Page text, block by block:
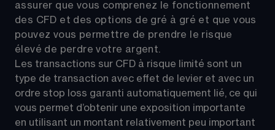
assurer que vous comprenez le fonctionnement
des CFD et des options de gré à gré et que vous
pouvez vous permettre de prendre le risque
élevé de perdre votre argent.
Les transactions sur CFD à risque limité sont un
type de transaction avec effet de levier et avec un
ordre stop loss garanti automatiquement lié, ce qui
vous permet d’obtenir une exposition importante
en utilisant un montant relativement peu important